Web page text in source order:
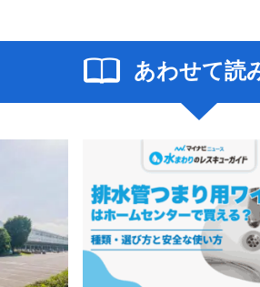
あわせて読